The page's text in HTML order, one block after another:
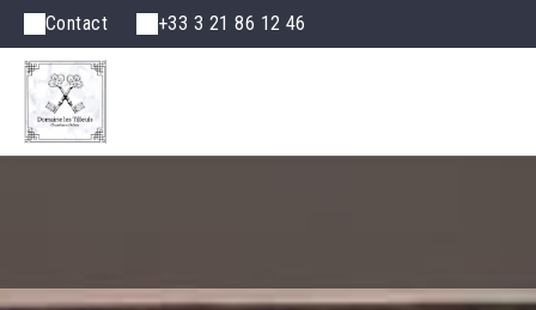
Contact +33 3 21 86 12 46